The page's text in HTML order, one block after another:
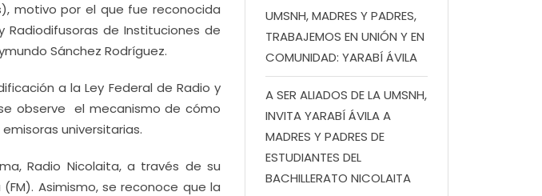
motivo por el que fue reconocida
Radiodifusoras de Instituciones de
Sánchez Rodríguez.
a la Ley Federal de Radio y
observe el mecanismo de cómo
universitarias.
Radio Nicolaita, a través de su
Asimismo, se reconoce que la
UMSNH, MADRES Y PADRES,
TRABAJEMOS EN UNIÓN Y EN
COMUNIDAD: YARABÍ ÁVILA
A SER ALIADOS DE LA UMSNH,
INVITA YARABÍ ÁVILA A
MADRES Y PADRES DE
ESTUDIANTES DEL
BACHILLERATO NICOLAITA